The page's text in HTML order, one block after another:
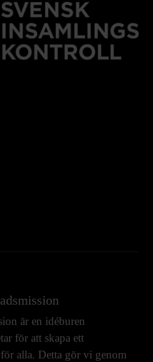
är en idéburen
för att skapa ett
alla. Detta gör vi genom